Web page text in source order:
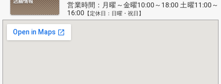
営業時間：月曜～金曜10:00～18:00 土曜11:00～
16:00
【定休日：日曜・祝日】